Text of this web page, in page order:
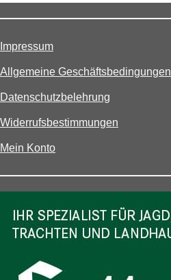
Impressum
Allgemeine Geschäftsbedingungen
Datenschutzbelehrung
Widerrufsbestimmungen
Mein Konto